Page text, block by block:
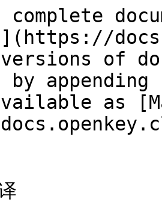
versions of
as